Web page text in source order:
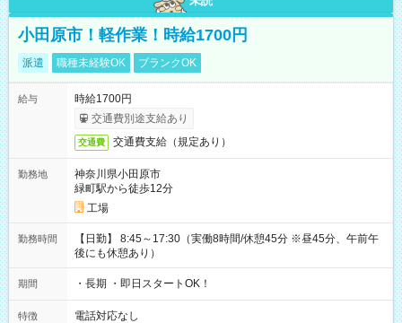
小田原市！軽作業！時給1700円
派遣 職種未経験OK ブランクOK
給与
時給1700円
交通費別途支給あり
交通費 交通費支給（規定あり）
勤務地
神奈川県小田原市
緑町駅から徒歩12分
工場
勤務時間
【日勤】 8:45～17:30（実働8時間/休憩45分 ※昼45分、午前午
後にも休憩あり）
期間 ・長期 ・即日スタートOK！
特徴 電話対応なし